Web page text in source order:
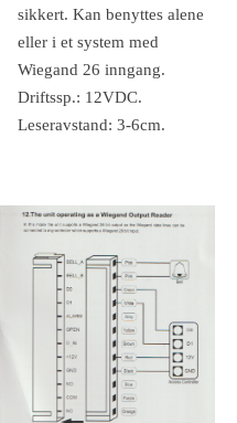
sikkert. Kan benyttes alene
eller i et system med
Wiegand 26 inngang.
Driftssp.: 12VDC.
Leseravstand: 3-6cm.